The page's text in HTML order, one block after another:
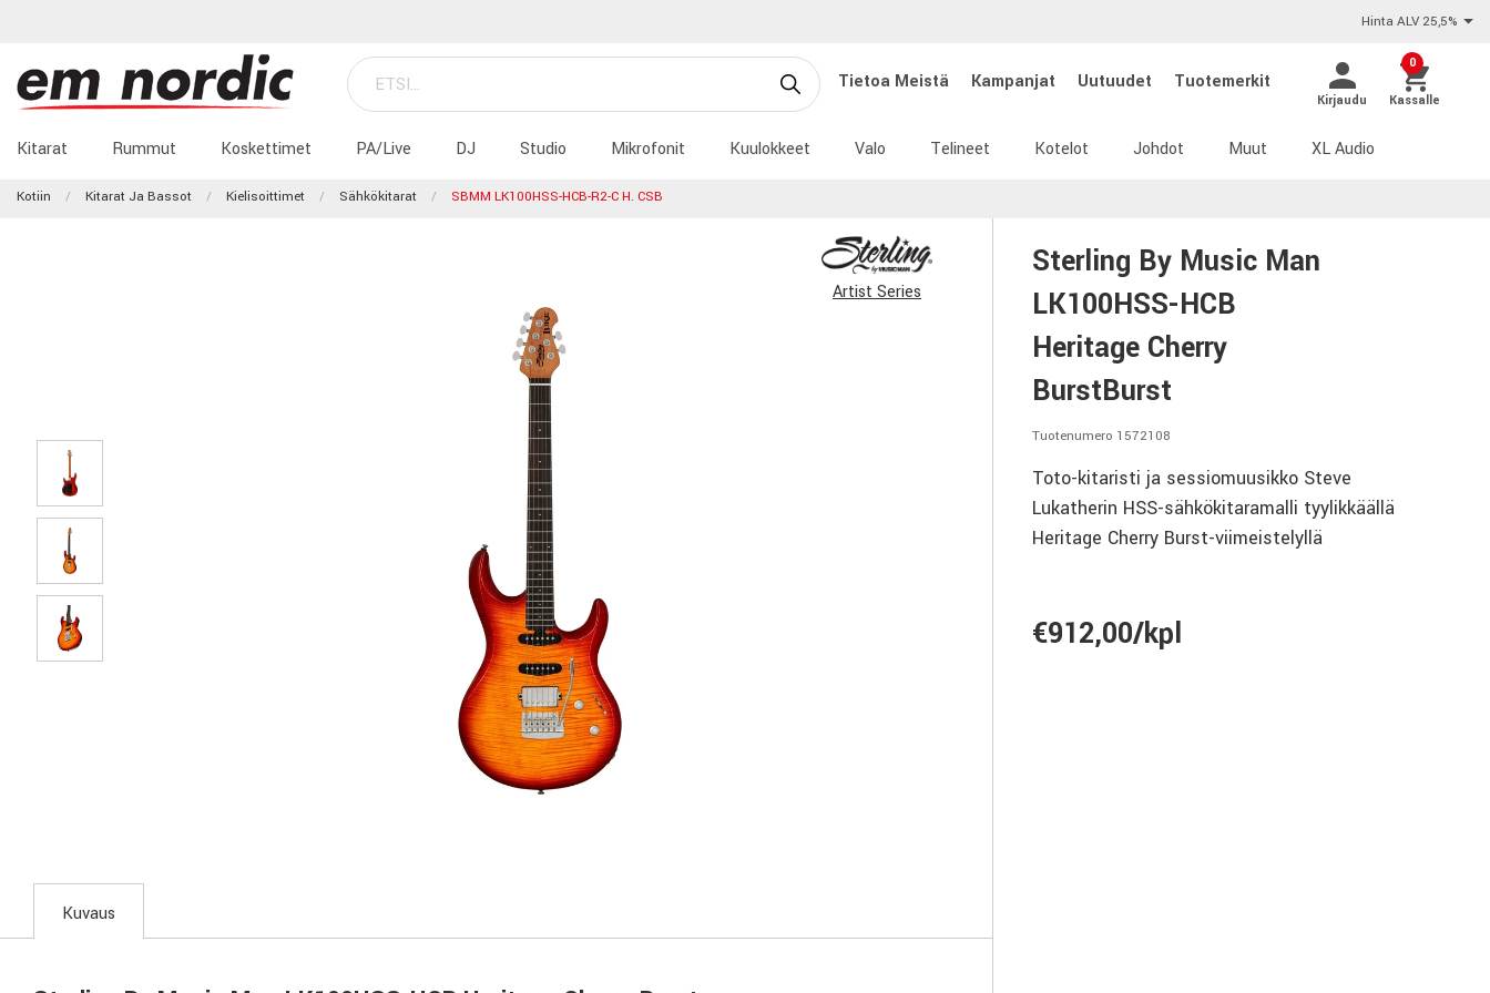
Hinta ALV 25,5%
Tietoa Meistä Kampanjat Uutuudet Tuotemerkit
Kirjaudu
0
Kassalle
Kitarat Rummut Koskettimet PA/Live DJ Studio Mikrofonit Kuulokkeet Valo Telineet Kotelot Johdot Muut XL Audio
Kotiin Kitarat Ja Bassot Kielisoittimet Sähkökitarat SBMM LK100HSS-HCB-R2-C H. CSB
Artist Series
Sterling By Music Man
LK100HSS-HCB
Heritage Cherry
BurstBurst
Tuotenumero 1572108
Toto-kitaristi ja sessiomuusikko Steve
Lukatherin HSS-sähkökitaramalli tyylikkäällä
Heritage Cherry Burst-viimeistelyllä
€912,00/kpl
Kuvaus